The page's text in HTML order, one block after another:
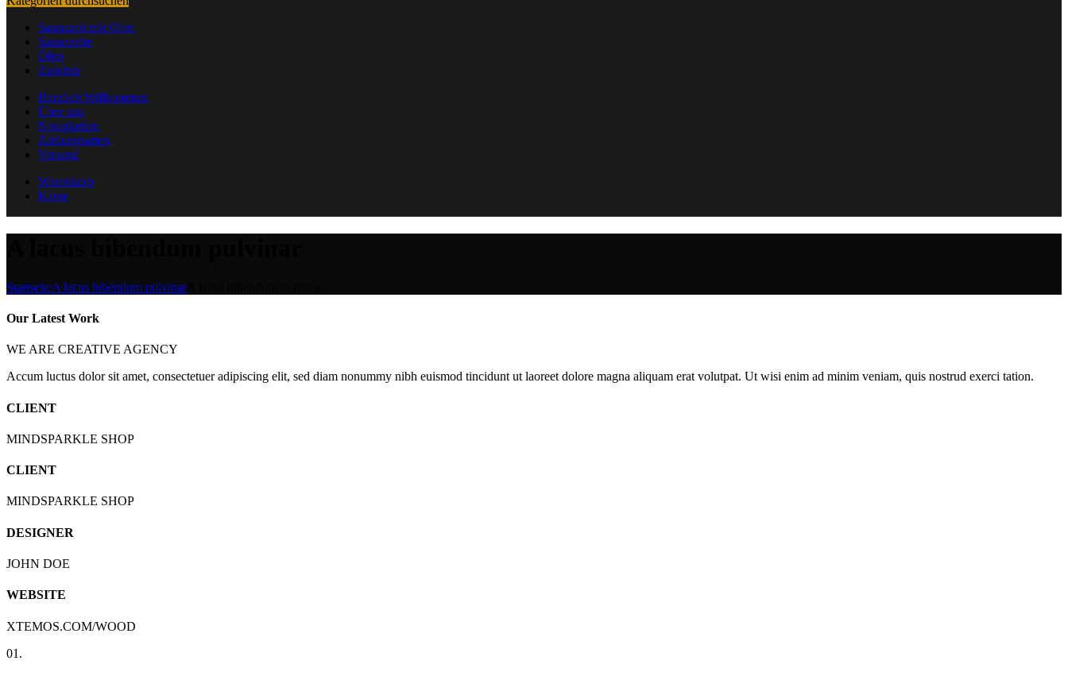
Saunazelt mit Ofen
Saunazelte
Öfen
Zubehör
Herzlich Willkommen
Über uns
Neuigkeiten
Zahlungsarten
Versand
Warenkorb
Kasse
StartseiteA lacus bibendum pulvinarA lacus bibendum pulvinar
Our Latest Work
WE ARE CREATIVE AGENCY
Accum luctus dolor sit amet, consectetuer adipiscing elit, sed diam nonummy nibh euismod tincidunt ut laoreet dolore magna aliquam erat volutpat. Ut wisi enim ad minim veniam, quis nostrud exerci tation.
CLIENT
MINDSPARKLE SHOP
CLIENT
MINDSPARKLE SHOP
DESIGNER
JOHN DOE
WEBSITE
XTEMOS.COM/WOOD
01.